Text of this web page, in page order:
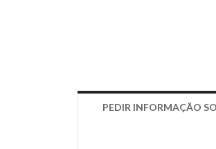
PEDIR INFORMAÇÃO